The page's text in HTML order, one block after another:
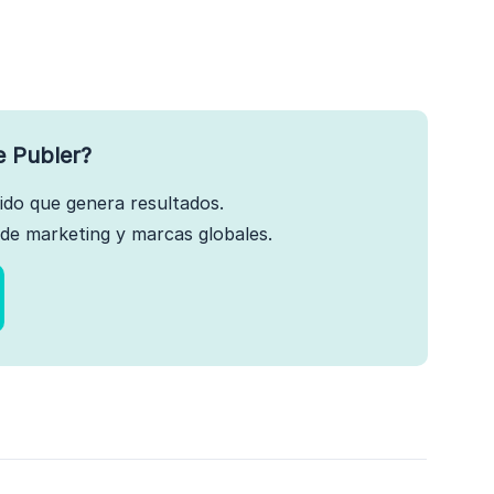
Publer?
que genera resultados.
marketing y marcas globales.